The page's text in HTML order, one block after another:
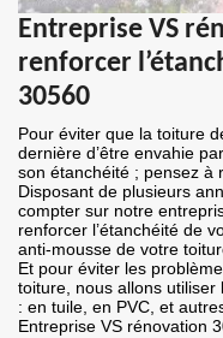
Entreprise VS
renforcer
30560
Pour éviter que la toiture
dernière d’être envahie
son étanchéité ; pensez à
Disposant de plusieurs
compter sur notre
renforcer l’étanchéité de
anti-mousse de votre
Et pour éviter les
toiture, nous allons
: en tuile, en PVC, et
Entreprise VS rénovation